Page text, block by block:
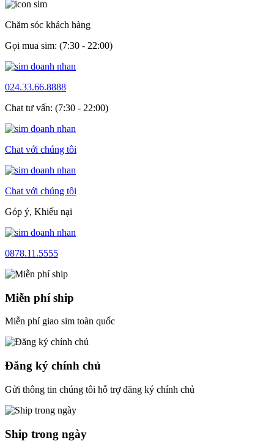
Chăm sóc khách hàng
Gọi mua sim: (7:30 - 22:00)
024.33.66.8888
Chat tư vấn: (7:30 - 22:00)
Chat với chúng tôi
Chat với chúng tôi
Góp ý, Khiếu nại
0878.11.5555
Miễn phí ship
Miễn phí giao sim toàn quốc
Đăng ký chính chủ
Gửi thông tin chúng tôi hỗ trợ đăng ký chính chủ
Ship trong ngày